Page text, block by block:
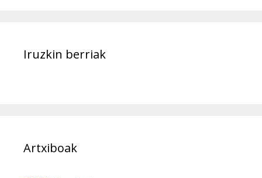
Iruzkin berriak
Artxiboak